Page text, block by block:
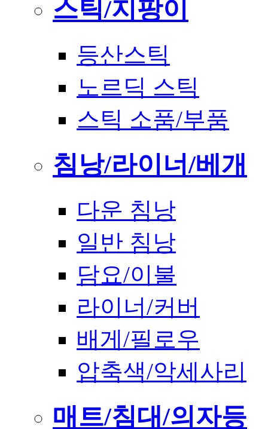
스틱/지팡이
등산스틱
노르딕 스틱
스틱 소품/부품
침낭/라이너/베개
다운 침낭
일반 침낭
담요/이불
라이너/커버
배게/필로우
압축색/악세사리
매트/침대/의자등